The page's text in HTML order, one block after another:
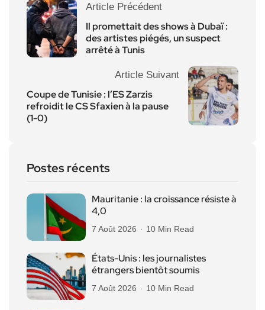
Article Précédent
Il promettait des shows à Dubaï :
des artistes piégés, un suspect
arrêté à Tunis
Article Suivant
Coupe de Tunisie : l’ES Zarzis
refroidit le CS Sfaxien à la pause
(1-0)
Postes récents
Mauritanie : la croissance résiste à
4,0
7 Août 2026 10 Min Read
États-Unis : les journalistes
étrangers bientôt soumis
7 Août 2026 10 Min Read